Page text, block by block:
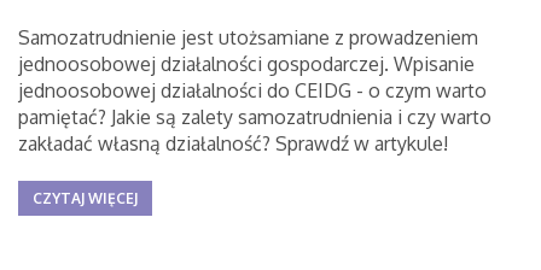
Samozatrudnienie jest utożsamiane z prowadzeniem
jednoosobowej działalności gospodarczej. Wpisanie
jednoosobowej działalności do CEIDG - o czym warto
pamiętać? Jakie są zalety samozatrudnienia i czy warto
zakładać własną działalność? Sprawdź w artykule!
CZYTAJ WIĘCEJ